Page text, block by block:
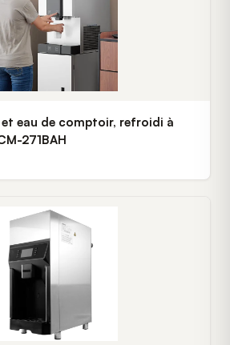
eau de comptoir, refroidi à
271BAH